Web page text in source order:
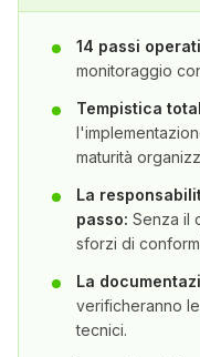
14 passi
monitoraggio
Tempistica
maturità
La
passo: Senza il
sforzi di
La
verificheranno
tecnici.